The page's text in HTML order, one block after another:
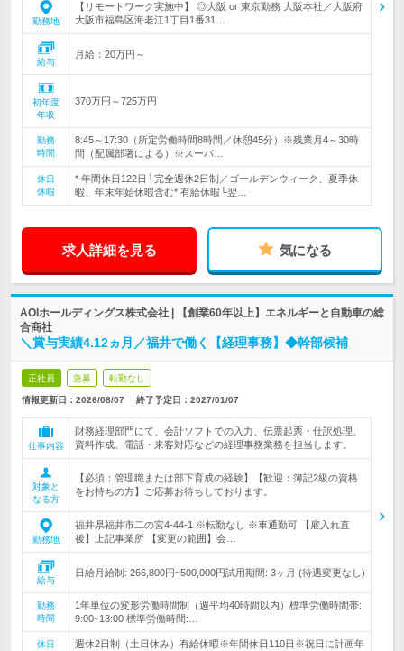
勤務地
【リモートワーク実施中】 ◎大阪 or 東京勤務 大阪本社／大阪府
大阪市福島区海老江1丁目1番31…
給与
月給：20万円～
初年度
年収
370万円～725万円
勤務
時間
8:45～17:30（所定労働時間8時間／休憩45分）※残業月4～30時
間（配属部署による）※スーパ…
休日
休暇
* 年間休日122日└完全週休2日制／ゴールデンウィーク、夏季休
暇、年末年始休暇含む* 有給休暇└翌…
求人詳細を見る 気になる
AOIホールディングス株式会社 | 【創業60年以上】エネルギーと自動車の総
合商社
＼賞与実績4.12ヵ月／福井で働く【経理事務】◆幹部候補
正社員 急募 転勤なし
情報更新日：2026/08/07 終了予定日： 2027/01/07
仕事内容
財務経理部門にて、会計ソフトでの入力、伝票起票・仕訳処理、
資料作成、電話・来客対応などの経理事務業務を担当します。
対象と
なる方
【必須：管理職または部下育成の経験】【歓迎：簿記2級の資格
をお持ちの方】ご応募お待ちしております。
勤務地
福井県福井市二の宮4-44-1 ※転勤なし ※車通勤可 【雇入れ直
後】上記事業所 【変更の範囲】会…
給与
日給月給制: 266,800円~500,000円試用期間: 3ヶ月 (待遇変更なし)
勤務
時間
1年単位の変形労働時間制（週平均40時間以内）標準労働時間帯:
9:00~18:00 標準労働時間:…
休日
週休2日制（土日休み）有給休暇※年間休日110日※祝日に計画年